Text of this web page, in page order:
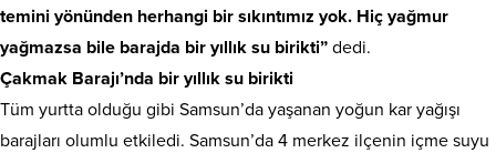
temini yönünden herhangi bir sıkıntımız yok. Hiç yağmur
yağmazsa bile barajda bir yıllık su birikti” dedi.
Çakmak Barajı’nda bir yıllık su birikti
Tüm yurtta olduğu gibi Samsun’da yaşanan yoğun kar yağışı
barajları olumlu etkiledi. Samsun’da 4 merkez ilçenin içme suyu